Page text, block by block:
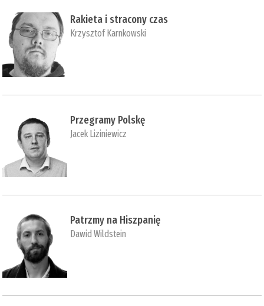
Rakieta i stracony czas
Krzysztof Karnkowski
Przegramy Polskę
Jacek Liziniewicz
Patrzmy na Hiszpanię
Dawid Wildstein